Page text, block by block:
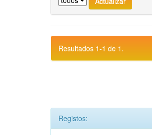
Resultados 1-1 de 1.
Registos: